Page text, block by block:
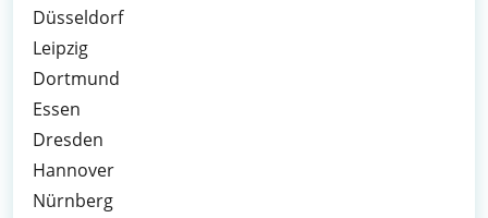
Düsseldorf
Leipzig
Dortmund
Essen
Dresden
Hannover
Nürnberg